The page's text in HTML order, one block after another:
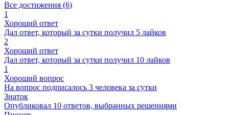
Все достижения (6)
1
Хороший ответ
Дал ответ, который за сутки получил 5 лайков
2
Хороший ответ
Дал ответ, который за сутки получил 10 лайков
1
Хороший вопрос
На вопрос подписалось 3 человека за сутки
Знаток
Опубликовал 10 ответов, выбранных решениями